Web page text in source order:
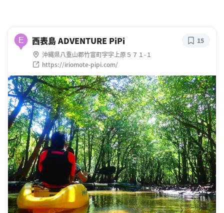
E 西表島 ADVENTURE PiPi
沖縄県八重山郡竹富町字字上原５７１-１
https://iriomote-pipi.com/
15